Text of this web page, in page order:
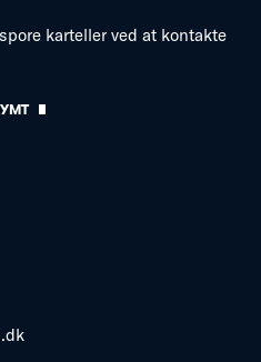
karteller ved at kontakte